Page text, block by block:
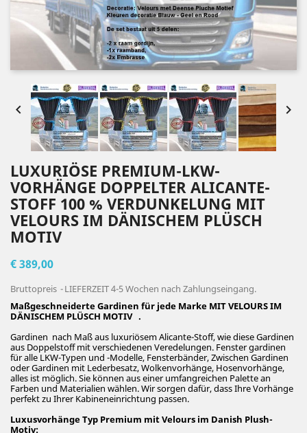
 
LUXURIÖSE PREMIUM-LKW-
VORHÄNGE DOPPELTER ALICANTE-
STOFF 100 % VERDUNKELUNG MIT
VELOURS IM DÄNISCHEM PLÜSCH
MOTIV
€ 389,00
Bruttopreis
LIEFERZEIT 4-5 Wochen nach Zahlungseingang.
Maßgeschneiderte Gardinen für jede Marke MIT VELOURS IM
DÄNISCHEM PLÜSCH MOTIV .
Gardinen nach Maß aus luxuriösem Alicante-Stoff, wie diese Gardinen
aus Doppelstoff mit verschiedenen Veredelungen. Fenster gardinen
für alle LKW-Typen und -Modelle, Fensterbänder, Zwischen Gardinen
oder Gardinen mit Lederbesatz, Wolkenvorhänge, Hosenvorhänge,
alles ist möglich. Sie können aus einer umfangreichen Palette an
Farben und Materialien wählen. Wir sorgen dafür, dass Ihre Vorhänge
perfekt zu Ihrer Kabineneinrichtung passen.
Luxusvorhänge Typ Premium mit Velours im Danish Plush-
Motiv: